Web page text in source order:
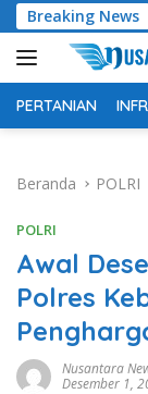
Langsung
ke
konten
Breaking News
RI ke-81
PERTANIAN
Beranda POLRI
POLRI
Awal
Polres
Nusantara
Desember 1,